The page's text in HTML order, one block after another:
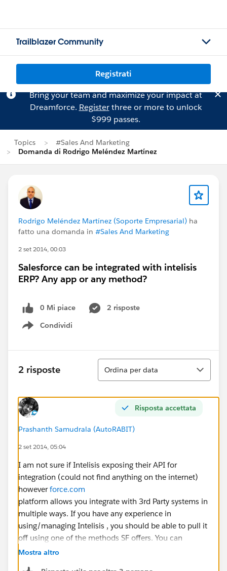
Trailblazer Community
Registrati
Bring your team and maximize your impact at
Dreamforce. Registerthree or more to unlock
$999 passes.
Topics
#Sales And Marketing
Domanda di Rodrigo Meléndez Martínez
Rodrigo Meléndez Martínez (Soporte Empresarial) ha
fatto una domanda in #Sales And Marketing
2 set 2014, 00:03
Salesforce can be integrated with intelisis
ERP? Any app or any method?
0 Mi piace
2 risposte
Condividi
Show menu
2 risposte
Ordina
Ordina per data
Risposta accettata
Prashanth Samudrala (AutoRABIT)
2 set 2014, 05:04
I am not sure if Intelisis exposing their API for
integration (could not find anything on the internet)
howeverforce.com
platform allows you integrate with 3rd Party systems in
multiple ways. If you have any experience in
using/managing Intelisis , you should be able to pull it
off using one of the methods SF offers. You can
integrate using the following methods
Mostra altro